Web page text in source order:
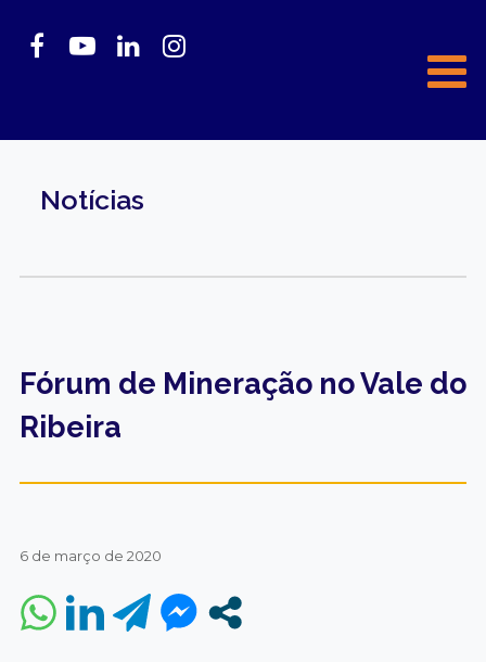
Notícias
Fórum de Mineração no Vale do
Ribeira
6 de março de 2020